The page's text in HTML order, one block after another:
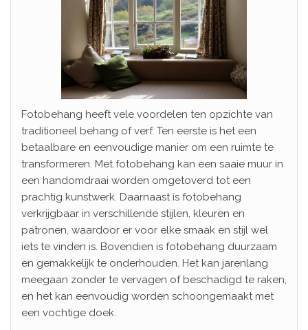
Fotobehang heeft vele voordelen ten opzichte van
traditioneel behang of verf. Ten eerste is het een
betaalbare en eenvoudige manier om een ruimte te
transformeren. Met fotobehang kan een saaie muur in
een handomdraai worden omgetoverd tot een
prachtig kunstwerk. Daarnaast is fotobehang
verkrijgbaar in verschillende stijlen, kleuren en
patronen, waardoor er voor elke smaak en stijl wel
iets te vinden is. Bovendien is fotobehang duurzaam
en gemakkelijk te onderhouden. Het kan jarenlang
meegaan zonder te vervagen of beschadigd te raken,
en het kan eenvoudig worden schoongemaakt met
een vochtige doek.